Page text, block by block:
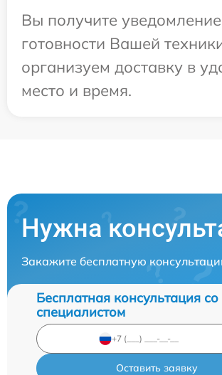
Вы получите
готовности Вашей
организуем доставку в
место и время.
Нужна
Закажите бесплатную
Бесплатная консультация со
специалистом
Оставить заявку